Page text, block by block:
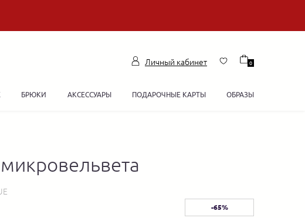
Личный кабинет 0
БРЮКИ АКСЕССУАРЫ ПОДАРОЧНЫЕ КАРТЫ ОБРАЗЫ
-65%